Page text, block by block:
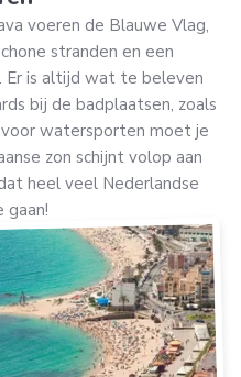
voeren de Blauwe Vlag,
stranden en een
is altijd wat te beleven
bij de badplaatsen, zoals
watersporten moet je
zon schijnt volop aan
heel veel Nederlandse
gaan!